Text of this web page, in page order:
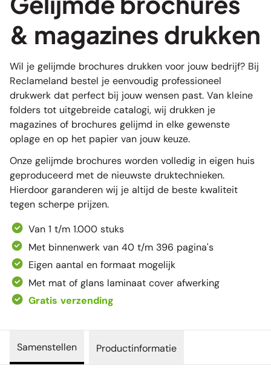
& magazines drukken
Wil je gelijmde brochures drukken voor jouw bedrijf? Bij
Reclameland bestel je eenvoudig professioneel
drukwerk dat perfect bij jouw wensen past. Van kleine
folders tot uitgebreide catalogi, wij drukken je
magazines of brochures gelijmd in elke gewenste
oplage en op het papier van jouw keuze.
Onze gelijmde brochures worden volledig in eigen huis
geproduceerd met de nieuwste druktechnieken.
Hierdoor garanderen wij je altijd de beste kwaliteit
tegen scherpe prijzen.
Van 1 t/m 1.000 stuks
Met binnenwerk van 40 t/m 396 pagina's
Eigen aantal en formaat mogelijk
Met mat of glans laminaat cover afwerking
Gratis verzending
Samenstellen Productinformatie